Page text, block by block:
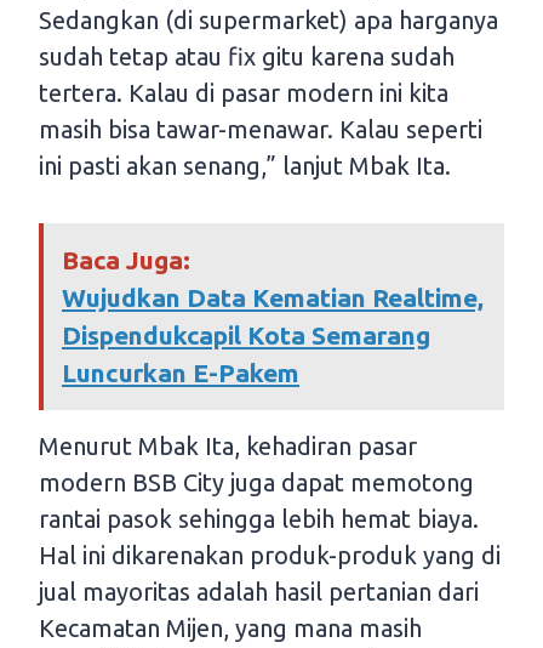
Sedangkan (di supermarket) apa harganya
sudah tetap atau fix gitu karena sudah
tertera. Kalau di pasar modern ini kita
masih bisa tawar-menawar. Kalau seperti
ini pasti akan senang,” lanjut Mbak Ita.
Baca Juga:
Wujudkan Data Kematian Realtime,
Dispendukcapil Kota Semarang
Luncurkan E-Pakem
Menurut Mbak Ita, kehadiran pasar
modern BSB City juga dapat memotong
rantai pasok sehingga lebih hemat biaya.
Hal ini dikarenakan produk-produk yang di
jual mayoritas adalah hasil pertanian dari
Kecamatan Mijen, yang mana masih